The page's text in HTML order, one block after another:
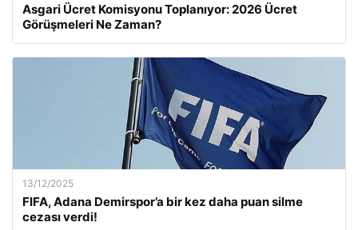
Asgari Ücret Komisyonu Toplanıyor: 2026 Ücret
Görüşmeleri Ne Zaman?
13/12/2025
FIFA, Adana Demirspor’a bir kez daha puan silme
cezası verdi!